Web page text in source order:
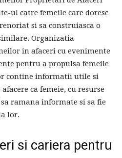
ul catre femeile care doresc
si sa construiasca o
Organizatia
in afaceri cu evenimente
pentru a propulsa femeile
contine informatii utile si
ca femeie, cu resurse
ramana informate si sa fie
lor.
si cariera pentru